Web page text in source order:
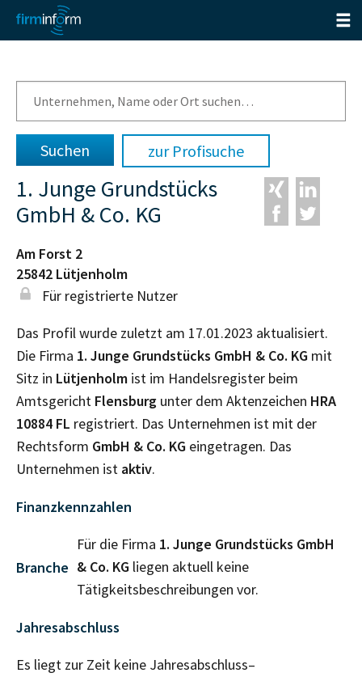
zur Profisuche
1. Junge Grundstücks
GmbH & Co. KG
Am Forst 2
25842 Lütjenholm
Für registrierte Nutzer
Das Profil wurde zuletzt am 17.01.2023 aktualisiert.
Die Firma 1. Junge Grundstücks GmbH & Co. KG mit
Sitz in Lütjenholm ist im Handelsregister beim
Amtsgericht Flensburg unter dem Aktenzeichen HRA
10884 FL registriert. Das Unternehmen ist mit der
Rechtsform GmbH & Co. KG eingetragen. Das
Unternehmen ist aktiv.
Finanzkennzahlen
Branche
Für die Firma 1. Junge Grundstücks GmbH
& Co. KG liegen aktuell keine
Tätigkeitsbeschreibungen vor.
Jahresabschluss
Es liegt zur Zeit keine Jahresabschluss–